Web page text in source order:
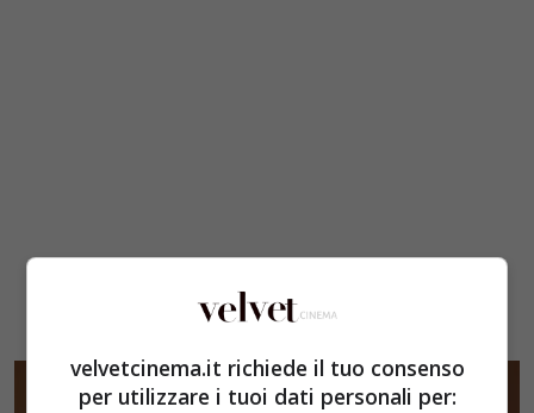
velvetcinema.it richiede il tuo consenso
per utilizzare i tuoi dati personali per: